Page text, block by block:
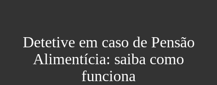
Detetive em caso de Pensão
Alimentícia: saiba como
funciona